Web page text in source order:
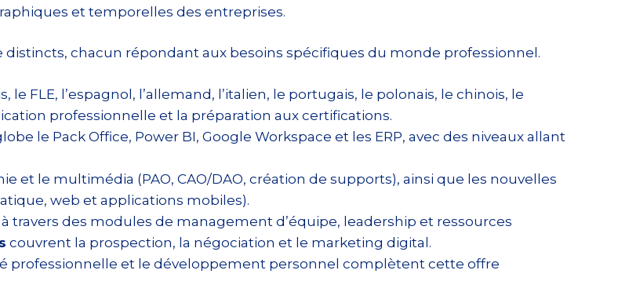
et temporelles des entreprises.
distincts, chacun répondant aux besoins spécifiques du monde professionnel.
le FLE, l’espagnol, l’allemand, l’italien, le portugais, le polonais, le chinois, le
professionnelle et la préparation aux certifications.
le Pack Office, Power BI, Google Workspace et les ERP, avec des niveaux allant
et le multimédia (PAO, CAO/DAO, création de supports), ainsi que les nouvelles
web et applications mobiles).
travers des modules de management d’équipe, leadership et ressources
couvrent la prospection, la négociation et le marketing digital.
professionnelle et le développement personnel complètent cette offre